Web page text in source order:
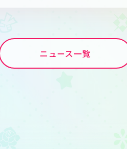
ニュース一覧